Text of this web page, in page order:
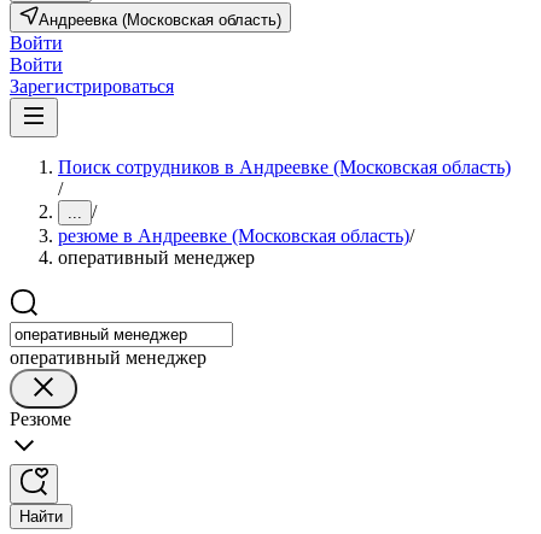
Андреевка (Московская область)
Войти
Войти
Зарегистрироваться
Поиск сотрудников в Андреевке (Московская область)
/
... /
резюме в Андреевке (Московская область)/
оперативный менеджер
оперативный менеджер
Резюме
Найти